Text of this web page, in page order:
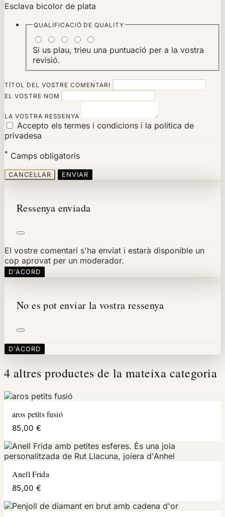
Esclava bicolor de plata
QUALIFICACIÓ DEQUALITY
Si us plau, trieu una puntuació per a la vostra
revisió.
TÍTOL DEL VOSTRE COMENTARI
EL VOSTRE NOM
LA VOSTRA RESSENYA
Accepto els termes i condicions i la política de
privadesa
* Camps obligatoris
CANCEL·LAR ENVIAR
Ressenya enviada
El vostre comentari s'ha enviat i estarà disponible un
cop aprovat per un moderador.
D'ACORD
No es pot enviar la vostra ressenya
D'ACORD
4 altres productes de la mateixa categoria
aros petits fusió
85,00 €
Anell Frida
85,00 €